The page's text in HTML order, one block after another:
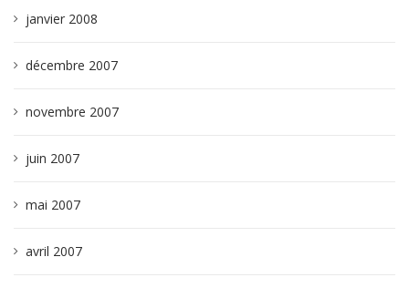
janvier 2008
décembre 2007
novembre 2007
juin 2007
mai 2007
avril 2007